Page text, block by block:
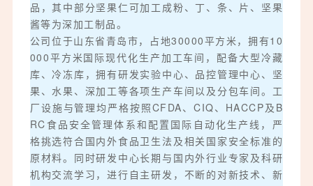
品，其中部分坚果仁可加工成粉、丁、条、片、坚果
酱等为深加工制品。
公司位于山东省青岛市，占地30000平方米，拥有10
000平方米国际现代化生产加工车间，配备大型冷藏
库、冷冻库，拥有研发实验中心、品控管理中心、坚
果、水果、深加工等各项生产车间以及分包车间。工
厂设施与管理均严格按照CFDA、CIQ、HACCP及B
RC食品安全管理体系和配置国际自动化生产线，严
格挑选符合国内外食品卫生法及相关国家安全标准的
原材料。同时研发中心长期与国内外行业专家及科研
机构交流学习，进行自主研发，不断的对新技术、新